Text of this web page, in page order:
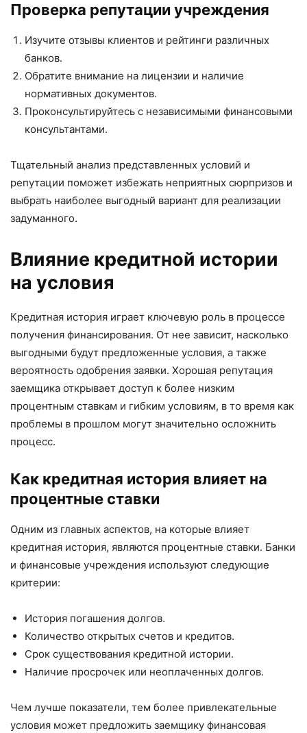
Проверка репутации учреждения
Изучите отзывы клиентов и рейтинги различных
банков.
Обратите внимание на лицензии и наличие
нормативных документов.
Проконсультируйтесь с независимыми финансовыми
консультантами.
Тщательный анализ представленных условий и
репутации поможет избежать неприятных сюрпризов и
выбрать наиболее выгодный вариант для реализации
задуманного.
Влияние кредитной истории
на условия
Кредитная история играет ключевую роль в процессе
получения финансирования. От нее зависит, насколько
выгодными будут предложенные условия, а также
вероятность одобрения заявки. Хорошая репутация
заемщика открывает доступ к более низким
процентным ставкам и гибким условиям, в то время как
проблемы в прошлом могут значительно осложнить
процесс.
Как кредитная история влияет на
процентные ставки
Одним из главных аспектов, на которые влияет
кредитная история, являются процентные ставки. Банки
и финансовые учреждения используют следующие
критерии:
История погашения долгов.
Количество открытых счетов и кредитов.
Срок существования кредитной истории.
Наличие просрочек или неоплаченных долгов.
Чем лучше показатели, тем более привлекательные
условия может предложить заемщику финансовая